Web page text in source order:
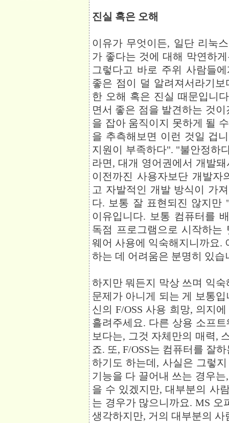
진실 혹은 오해
이유가 무엇이든, 일단 리눅
가 좋다는 것에 대해 막연하
그렇다고 바로 주위 사람들
좋은 점이 덜 알려져서라기
한 오해 혹은 진실 때문입니
면서 좋은 점을 발견하는 것
을 잡아 움직이지 못하게 될
을 추측해보면 이런 것일 겁
지원이 부족하다". "불안정하
라면, 대개 영어권에서 개발
이전까진 사용자보단 개발
고 자발적인 개발 방식이 가
다. 보통 잘 표현되진 않지만
이유입니다. 보통 컴퓨터를
독점 프로그램으로 시작하
웨어 사용에 익숙해지니까요.
하는 데 어려움은 분명히 있
하지만 뭐든지 막상 쓰며 익
문제가 아니게 되는 게 보통
신의 F/OSS 사용 희망, 의지
흘려주세요. 다른 상용 소프
보다는, 그것 자체만의 매력,
죠. 또, F/OSS는 컴퓨터를 잘
하기도 하는데, 사실은 그렇
기능을 다 끌어내 쓰는 경우
을 수 있겠지만, 대부분의 사
는 경우가 많으니까요. MS 오
생각하지만, 거의 대부분의